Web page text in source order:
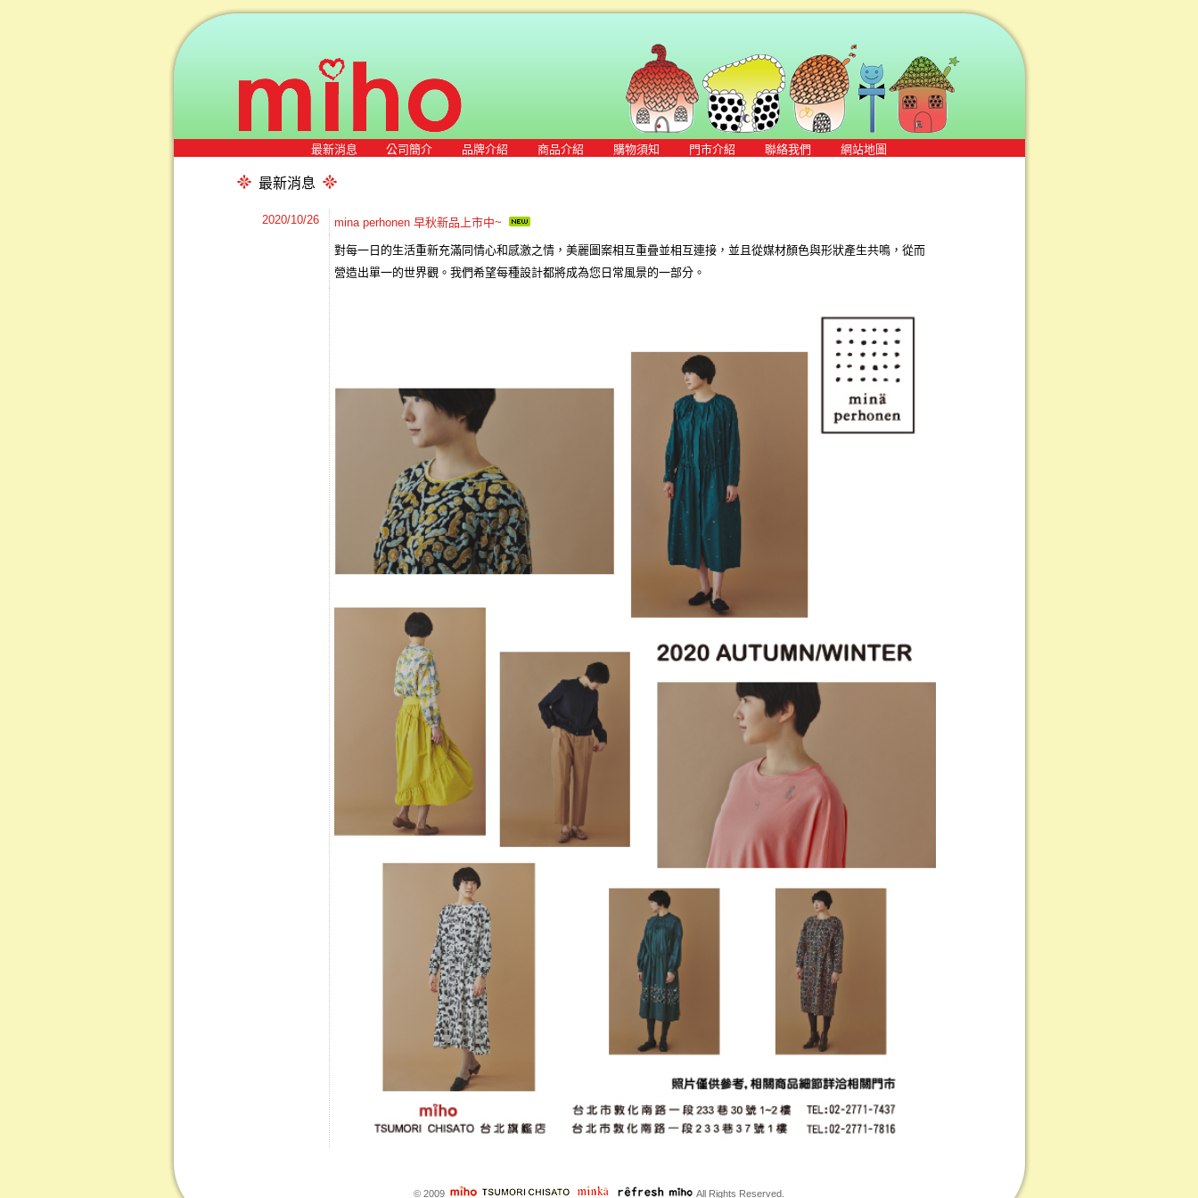
最新消息 公司簡介 品牌介紹 商品介紹 購物須知 門市介紹 聯絡我們 網站地圖
最新消息
2020/10/26 mina perhonen 早秋新品上市中~
對每一日的生活重新充滿同情心和感激之情，美麗圖案相互重疊並相互連接，並且從媒材顏色與形狀產生共鳴，從而
營造出單一的世界觀。我們希望每種設計都將成為您日常風景的一部分。
© 2009 All Rights Reserved.